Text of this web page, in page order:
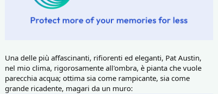
Una delle più affascinanti, rifiorenti ed eleganti, Pat Austin,
nel mio clima, rigorosamente all'ombra, è pianta che vuole
parecchia acqua; ottima sia come rampicante, sia come
grande ricadente, magari da un muro: